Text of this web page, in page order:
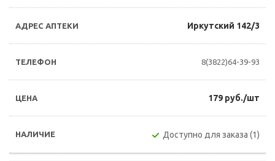
Иркутский 142/3
8(3822)64-39-93
179 руб./шт
Доступно для заказа (1)